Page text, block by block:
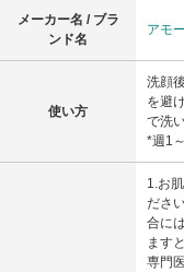
メーカー名 / ブラ
ンド名
アモ
使い方
洗顔
を避
で洗
*週1
1.お
ださ
合に
ます
専門